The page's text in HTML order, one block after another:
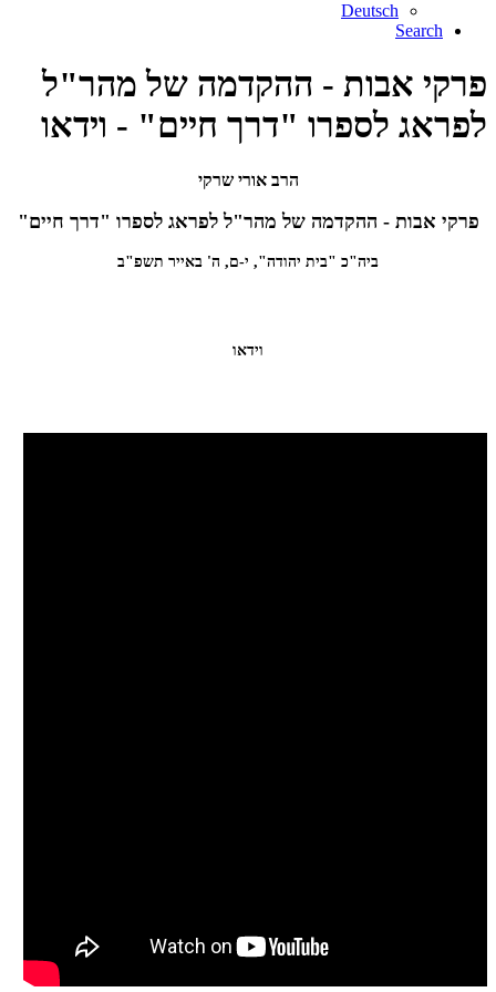
Deutsch
Search
פרקי אבות - ההקדמה של מהר"ל
לפראג לספרו "דרך חיים" - וידאו
הרב אורי שרקי
פרקי אבות - ההקדמה של מהר"ל לפראג לספרו "דרך חיים"
ביה"כ "בית יהודה", י-ם, ה' באייר תשפ"ב
וידאו